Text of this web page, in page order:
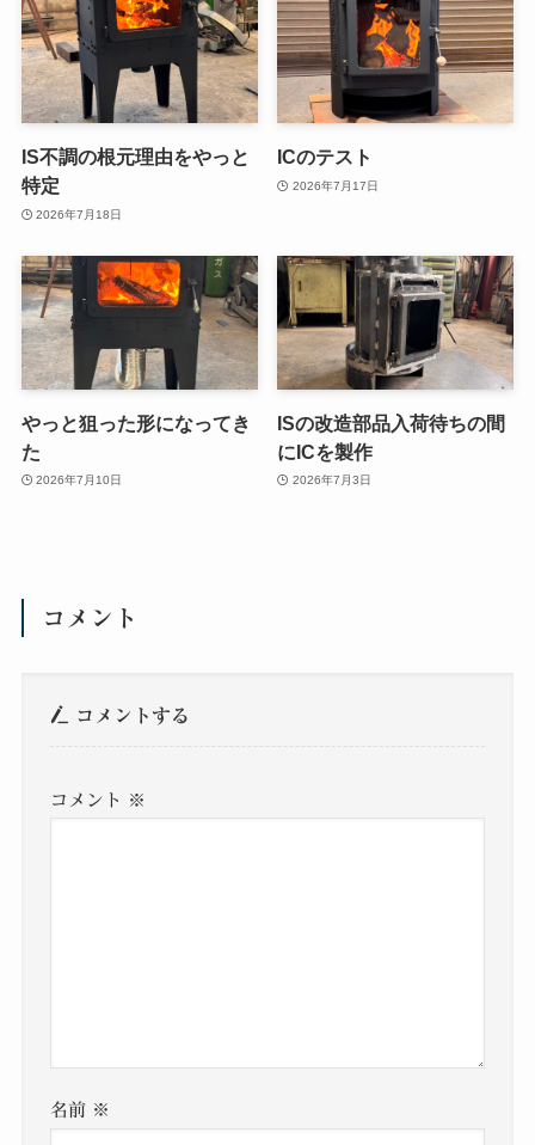
IS不調の根元理由をやっと
特定
2026年7月18日
ICのテスト
2026年7月17日
やっと狙った形になってき
た
2026年7月10日
ISの改造部品入荷待ちの間
にICを製作
2026年7月3日
コメント
コメントする
コメント ※
名前 ※